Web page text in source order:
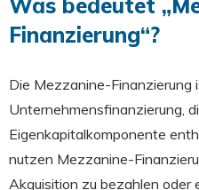
Was bedeutet
Finanzierung“?
Die Mezzanine-Finanzierung
Unternehmensfinanzierung,
Eigenkapitalkomponente
nutzen Mezzanine-
Akquisition zu bezahlen oder